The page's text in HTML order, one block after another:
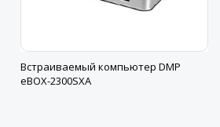
Встраиваемый компьютер DMP
eBOX-2300SXA